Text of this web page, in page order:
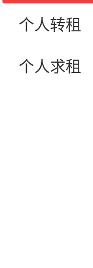
个人转租
个人求租